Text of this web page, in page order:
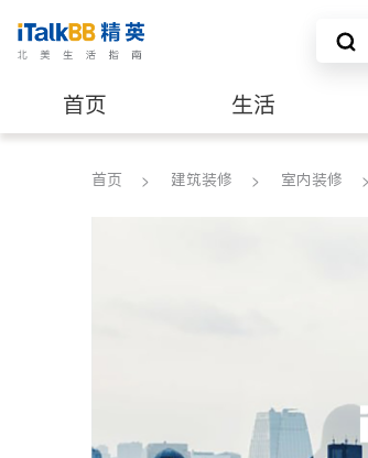
首页 生活
养老 非盈利组织
首页 建筑装修 室内装修